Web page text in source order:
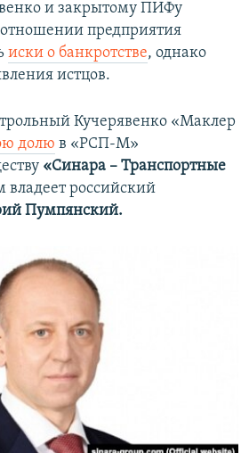
и закрытому ПИФу
предприятия
иски о банкротстве, однако
истцов.
Кучерявенко «Маклер
долю в «РСП-М»
«Синара – Транспортные
владеет российский
Пумпянский.